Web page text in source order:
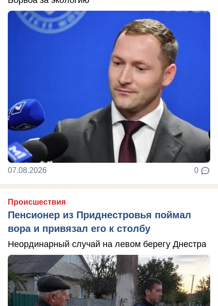
07.08.2026 0
Происшествия
Пенсионер из Приднестровья поймал
вора и привязал его к столбу
Неординарный случай на левом берегу Днестра